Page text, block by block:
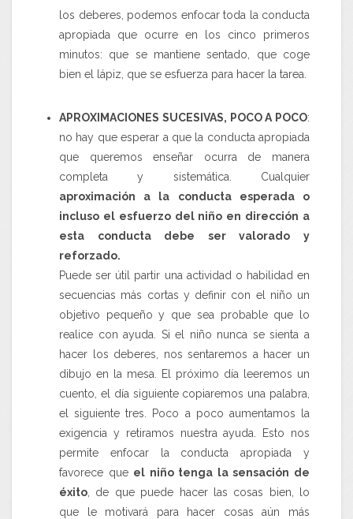
los deberes, podemos enfocar toda la conducta
apropiada que ocurre en los cinco primeros
minutos: que se mantiene sentado, que coge
bien el lápiz, que se esfuerza para hacer la tarea.
APROXIMACIONES SUCESIVAS, POCO A POCO:
no hay que esperar a que la conducta apropiada
que queremos enseñar ocurra de manera
completa y sistemática. Cualquier
aproximación a la conducta esperada o
incluso el esfuerzo del niño en dirección a
esta conducta debe ser valorado y
reforzado.
Puede ser útil partir una actividad o habilidad en
secuencias más cortas y definir con el niño un
objetivo pequeño y que sea probable que lo
realice con ayuda. Si el niño nunca se sienta a
hacer los deberes, nos sentaremos a hacer un
dibujo en la mesa. El próximo día leeremos un
cuento, el día siguiente copiaremos una palabra,
el siguiente tres. Poco a poco aumentamos la
exigencia y retiramos nuestra ayuda. Esto nos
permite enfocar la conducta apropiada y
favorece que el niño tenga la sensación de
éxito , de que puede hacer las cosas bien, lo
que le motivará para hacer cosas aún más